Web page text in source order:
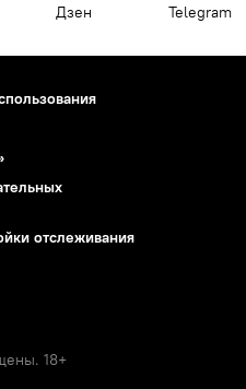
Дзен Telegram
отслеживания
18+